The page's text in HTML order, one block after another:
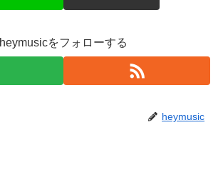
heymusicをフォローする
heymusic